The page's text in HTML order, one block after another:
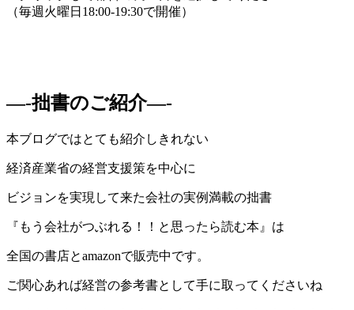
（毎週火曜日18:00-19:30で開催）
—-拙書のご紹介—-
本ブログではとても紹介しきれない
経済産業省の経営支援策を中心に
ビジョンを実現して来た会社の実例満載の拙書
『もう会社がつぶれる！！と思ったら読む本』は
全国の書店とamazonで販売中です。
ご関心あれば経営の参考書として手に取ってくださいね